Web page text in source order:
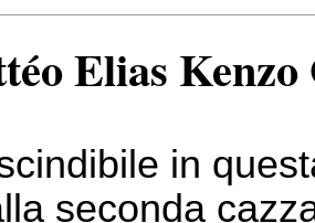
Elias
in
seconda